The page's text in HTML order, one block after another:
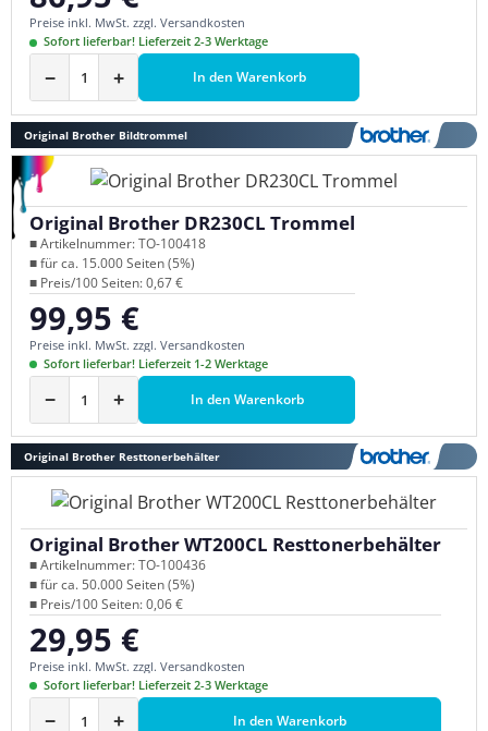
Preise inkl. MwSt. zzgl. Versandkosten
Sofort lieferbar! Lieferzeit 2-3 Werktage
− + In den Warenkorb
Original Brother Bildtrommel
Original Brother DR230CL Trommel
■ Artikelnummer: TO-100418
■ für ca. 15.000 Seiten (5%)
■ Preis/100 Seiten: 0,67 €
Regulärer Preis:
99,95 €
Preise inkl. MwSt. zzgl. Versandkosten
Sofort lieferbar! Lieferzeit 1-2 Werktage
− + In den Warenkorb
Original Brother Resttonerbehälter
Original Brother WT200CL Resttonerbehälter
■ Artikelnummer: TO-100436
■ für ca. 50.000 Seiten (5%)
■ Preis/100 Seiten: 0,06 €
Regulärer Preis:
29,95 €
Preise inkl. MwSt. zzgl. Versandkosten
Sofort lieferbar! Lieferzeit 2-3 Werktage
− + In den Warenkorb